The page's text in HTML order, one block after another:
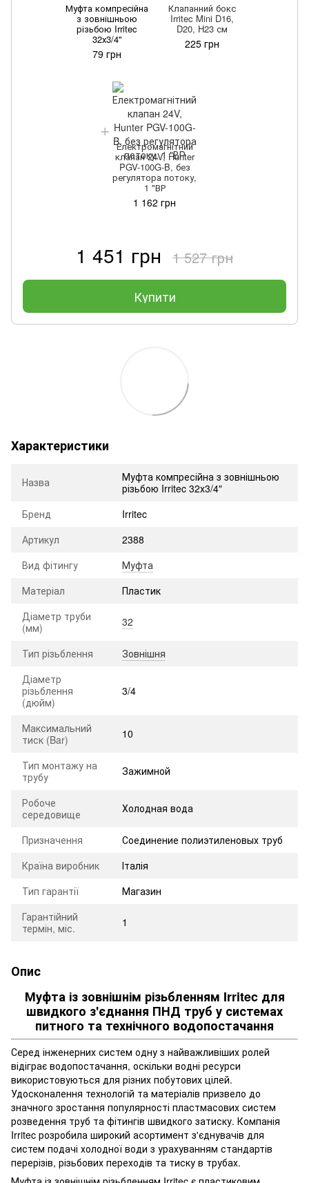
Муфта компресійна
з зовнішньою
різьбою Irritec
32х3/4"
79 грн
Клапанний бокс
Irritec Mini D16,
D20, H23 см
225 грн
Електромагнітний
клапан 24V, Hunter
PGV-100G-B, без
регулятора потоку,
1 "ВР
1 162 грн
1 451 грн 1 527 грн
Купити
Характеристики
Назва
Муфта компресійна з зовнішньою
різьбою Irritec 32х3/4"
Бренд
Irritec
Артикул
2388
Вид фітингу
Муфта
Матеріал
Пластик
Діаметр труби
(мм)
32
Тип різьблення
Зовнішня
Діаметр
різьблення
(дюйм)
3/4
Максимальний
тиск (Bar)
10
Тип монтажу на
трубу
Зажимной
Робоче
середовище
Холодная вода
Призначення
Соединение полиэтиленовых труб
Країна виробник
Італія
Тип гарантії
Магазин
Гарантійний
термін, міс.
1
Опис
Муфта із зовнішнім різьбленням Irritec для
швидкого з'єднання ПНД труб у системах
питного та технічного водопостачання
Серед інженерних систем одну з найважливіших ролей
відіграє водопостачання, оскільки водні ресурси
використовуються для різних побутових цілей.
Удосконалення технологій та матеріалів призвело до
значного зростання популярності пластмасових систем
розведення труб та фітингів швидкого затиску. Компанія
Irritec розробила широкий асортимент з'єднувачів для
систем подачі холодної води з урахуванням стандартів
перерізів, різьбових переходів та тиску в трубах.